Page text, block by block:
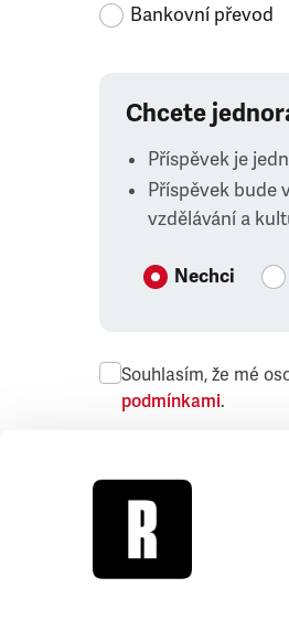
Bankovní převod
Chcete
Příspěvek je
Příspěvek bude
vzdělávání a
Nechci
Souhlasím, že mé
podmínkami.